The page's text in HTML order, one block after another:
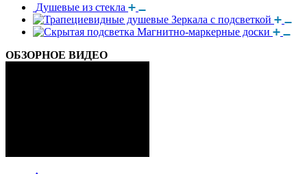
Душевые из стекла
Зеркала с подсветкой
Магнитно-маркерные доски
ОБЗОРНОЕ ВИДЕО